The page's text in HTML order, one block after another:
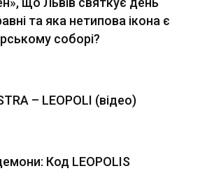
та яка нетипова ікона є
соборі?
– LEOPOLI (відео)
Код LEOPOLIS